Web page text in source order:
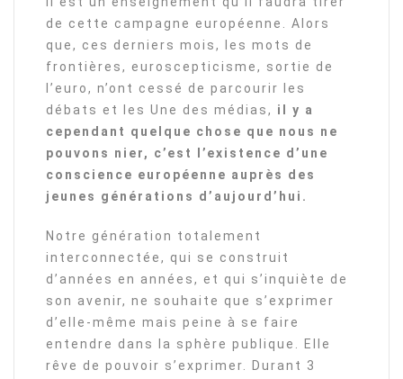
de cette campagne européenne. Alors
que, ces derniers mois, les mots de
frontières, euroscepticisme, sortie de
l’euro, n’ont cessé de parcourir les
débats et les Une des médias, il y a
cependant quelque chose que nous ne
pouvons nier, c’est l’existence d’une
conscience européenne auprès des
jeunes générations d’aujourd’hui.
Notre génération totalement
interconnectée, qui se construit
d’années en années, et qui s’inquiète de
son avenir, ne souhaite que s’exprimer
d’elle-même mais peine à se faire
entendre dans la sphère publique. Elle
rêve de pouvoir s’exprimer. Durant 3